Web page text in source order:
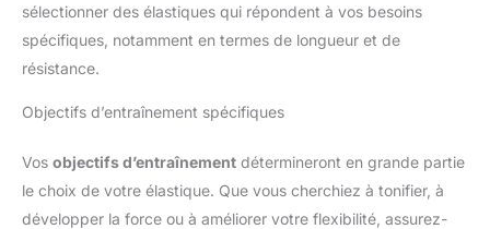
sélectionner des élastiques qui répondent à vos besoins
spécifiques, notamment en termes de longueur et de
résistance.
Objectifs d’entraînement spécifiques
Vos objectifs d’entraînement détermineront en grande partie
le choix de votre élastique. Que vous cherchiez à tonifier, à
développer la force ou à améliorer votre flexibilité, assurez-